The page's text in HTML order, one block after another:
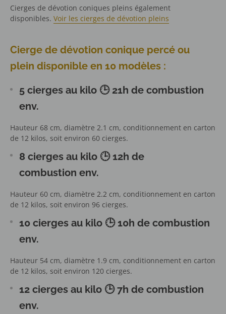
Cierges de dévotion coniques pleins également
disponibles. Voir les cierges de dévotion pleins
Cierge de dévotion conique percé ou
plein disponible en 10 modèles :
5 cierges au kilo 🕒 21h de combustion
env.
Hauteur 68 cm, diamètre 2.1 cm, conditionnement en carton
de 12 kilos, soit environ 60 cierges.
8 cierges au kilo 🕒 12h de
combustion env.
Hauteur 60 cm, diamètre 2.2 cm, conditionnement en carton
de 12 kilos, soit environ 96 cierges.
10 cierges au kilo 🕒 10h de combustion
env.
Hauteur 54 cm, diamètre 1.9 cm, conditionnement en carton
de 12 kilos, soit environ 120 cierges.
12 cierges au kilo 🕒7h de combustion
env.